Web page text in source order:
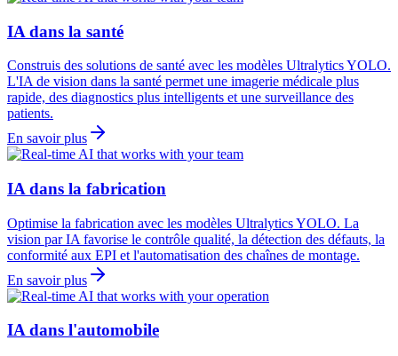
IA dans la santé
Construis des solutions de santé avec les modèles Ultralytics YOLO.
L'IA de vision dans la santé permet une imagerie médicale plus
rapide, des diagnostics plus intelligents et une surveillance des
patients.
En savoir plus
IA dans la fabrication
Optimise la fabrication avec les modèles Ultralytics YOLO. La
vision par IA favorise le contrôle qualité, la détection des défauts, la
conformité aux EPI et l'automatisation des chaînes de montage.
En savoir plus
IA dans l'automobile